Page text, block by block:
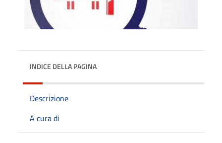
INDICE DELLA PAGINA
Descrizione
A cura di